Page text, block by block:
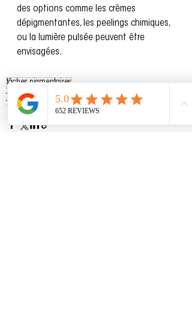
des options comme les crèmes
dépigmentantes, les peelings chimiques,
ou la lumière pulsée peuvent être
envisagées.
tâches pigmentaires
Traitements médi-esthétiques 2.0